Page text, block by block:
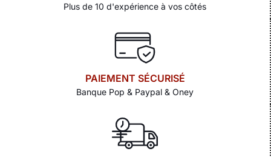
Plus de 10 d'expérience à vos côtés
PAIEMENT SÉCURISÉ
Banque Pop & Paypal & Oney